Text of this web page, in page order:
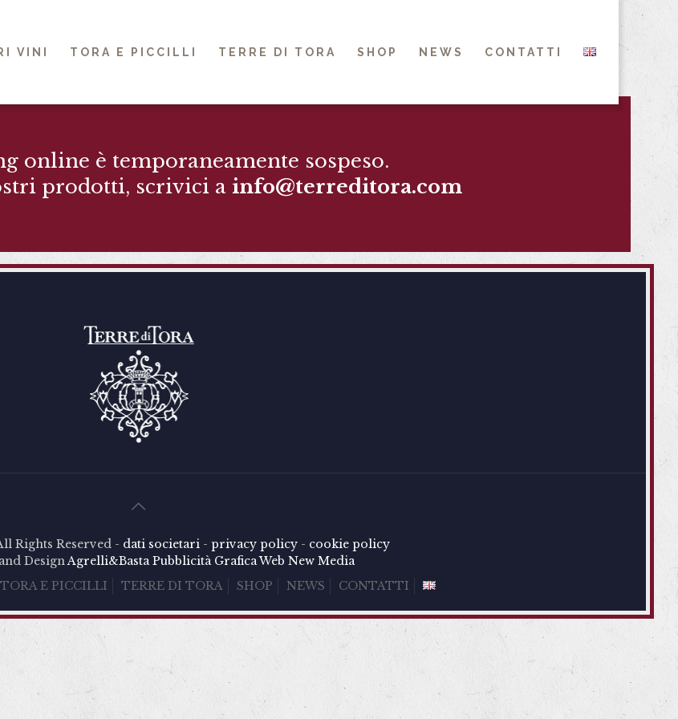
VINI TORA E PICCILLI TERRE DI TORA SHOP NEWS CONTATTI
online è temporaneamente sospeso.
prodotti, scrivici a info@terreditora.com
Rights Reserved - dati societari- privacy policy- cookie policy
DesignAgrelli&Basta Pubblicità GraficaWeb New Media
TORA E PICCILLI TERRE DI TORA SHOP NEWS CONTATTI